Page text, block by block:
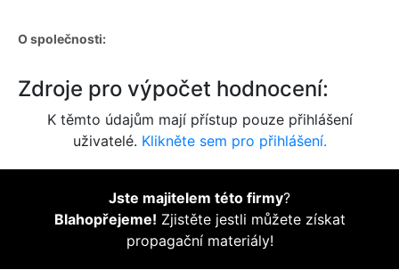
O společnosti:
Zdroje pro výpočet hodnocení:
K těmto údajům mají přístup pouze přihlášení
uživatelé. Klikněte sem pro přihlášení.
Jste majitelem této firmy?
Blahopřejeme! Zjistěte jestli můžete získat
propagační materiály!